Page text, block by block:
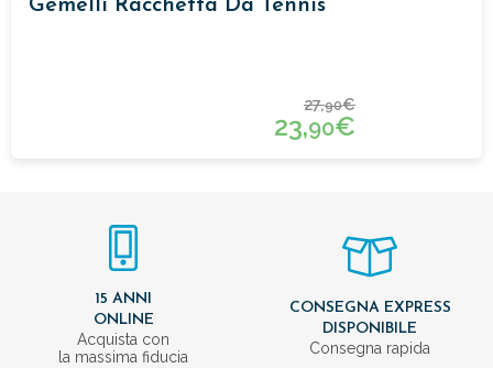
Gemelli Racchetta Da Tennis
27,90€
23,90€
15 ANNI
ONLINE
Acquista con
la massima fiducia
CONSEGNA EXPRESS
DISPONIBILE
Consegna rapida